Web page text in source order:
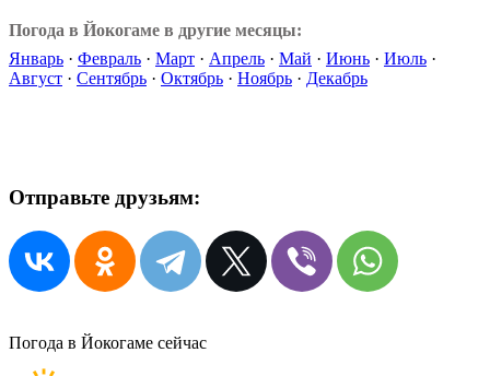
Погода в Йокогаме в другие месяцы:
Январь · Февраль · Март · Апрель · Май · Июнь · Июль ·
Август · Сентябрь · Октябрь · Ноябрь · Декабрь
Отправьте друзьям:
Погода в Йокогаме сейчас